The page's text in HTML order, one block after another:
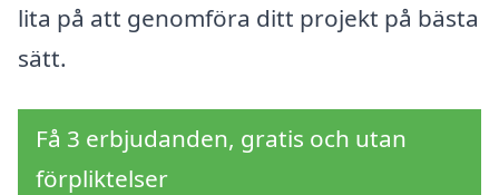
lita på att genomföra ditt projekt på bästa
sätt.
Få 3 erbjudanden, gratis och utan
förpliktelser